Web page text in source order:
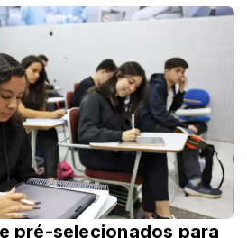
pré-selecionados para